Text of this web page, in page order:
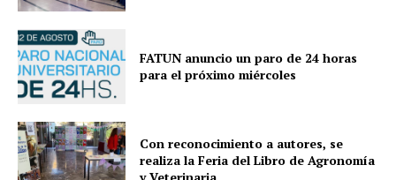
FATUN anuncio un paro de 24 horas
para el próximo miércoles
Con reconocimiento a autores, se
realiza la Feria del Libro de Agronomía
y Veterinaria